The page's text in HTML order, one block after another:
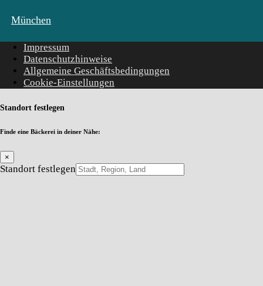
München
Impressum
Datenschutzhinweise
Allgemeine Geschäftsbedingungen
Cookie-Einstellungen
Standort festlegen
Finde eine Bäckerei in deiner Nähe:
×
Standort festlegen